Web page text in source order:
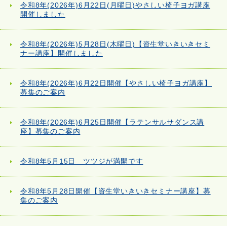
令和8年(2026年)6月22日(月曜日)やさしい椅子ヨガ講座
開催しました
令和8年(2026年)5月28日(木曜日)【資生堂いきいきセミ
ナー講座】開催しました
令和8年(2026年)6月22日開催【やさしい椅子ヨガ講座】
募集のご案内
令和8年(2026年)6月25日開催【ラテンサルサダンス講
座】募集のご案内
令和8年5月15日 ツツジが満開です
令和8年5月28日開催【資生堂いきいきセミナー講座】募
集のご案内